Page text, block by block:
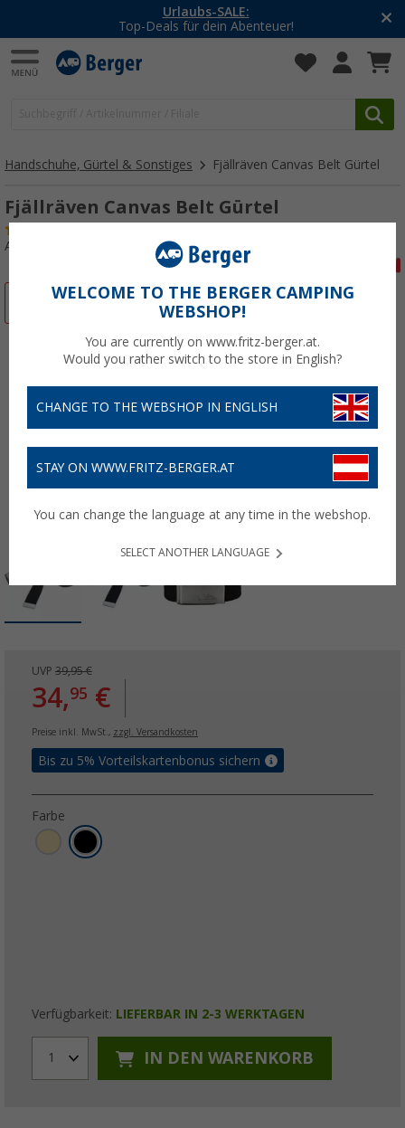
-20% auf Kleidung und Schuhe
Mit dem Aktionscode20SSV
Handschuhe, Gürtel & Sonstiges Fjällräven Canvas Belt Gürtel
Fjällräven Canvas Belt Gürtel
Art.-Nr.: 898700
UVP 39,95 €
34,95 €
Preise inkl. MwSt., zzgl. Versandkosten
Bis zu 5% Vorteilskartenbonus sichern
Farbe
Verfügbarkeit: LIEFERBAR IN 2-3 WERKTAGEN
1 IN DEN WARENKORB
WELCOME TO THE BERGER CAMPING
WEBSHOP!
You are currently on www.fritz-berger.at.
Would you rather switch to the store in English?
CHANGE TO THE WEBSHOP IN ENGLISH
STAY ON WWW.FRITZ-BERGER.AT
You can change the language at any time in the webshop.
SELECT ANOTHER LANGUAGE